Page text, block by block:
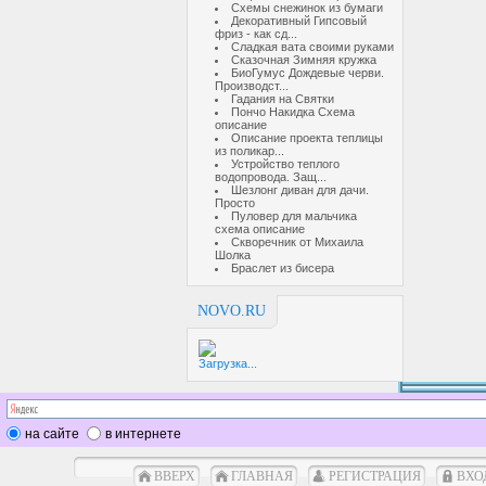
Схемы снежинок из бумаги
Декоративный Гипсовый
фриз - как сд...
Сладкая вата своими руками
Сказочная Зимняя кружка
БиоГумус Дождевые черви.
Производст...
Гадания на Святки
Пончо Накидка Схема
описание
Описание проекта теплицы
из поликар...
Устройство теплого
водопровода. Защ...
Шезлонг диван для дачи.
Просто
Пуловер для мальчика
схема описание
Скворечник от Михаила
Шолка
Браслет из бисера
NOVO.RU
Загрузка...
на сайте в интернете
ВВЕРХ ГЛАВНАЯ РЕГИСТРАЦИЯ